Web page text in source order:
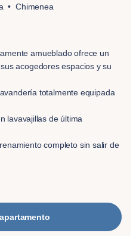
Chimenea
amueblado ofrece un
acogedores espacios y su
totalmente equipada
lavavajillas de última
completo sin salir de